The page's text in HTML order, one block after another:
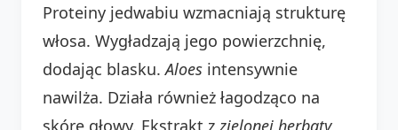
Proteiny jedwabiu wzmacniają strukturę
włosa. Wygładzają jego powierzchnię,
dodając blasku.Aloes intensywnie
nawilża. Działa również łagodząco na
skórę głowy. Ekstrakt z zielonej herbaty